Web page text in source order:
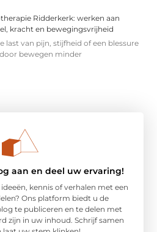
Ridderkerk: werken aan
kracht en bewegingsvrijheid
last van pijn, stijfheid of een blessure
bewegen minder
aan en deel uw ervaring!
kennis of verhalen met een
Ons platform biedt u de
te publiceren en te delen met
zijn in uw inhoud. Schrijf samen